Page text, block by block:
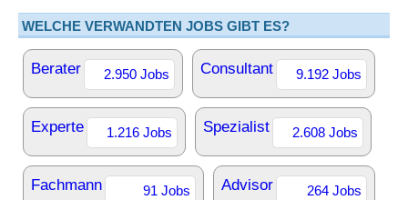
WELCHE VERWANDTEN JOBS GIBT ES?
Berater 2.950 Jobs Consultant 9.192 Jobs
Experte 1.216 Jobs Spezialist 2.608 Jobs
Fachmann 91 Jobs Advisor 264 Jobs